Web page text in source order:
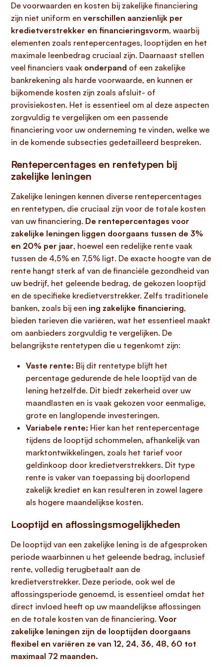
De voorwaarden en kosten bij zakelijke financiering
zijn niet uniform en verschillen aanzienlijk per
kredietverstrekker en financieringsvorm, waarbij
elementen zoals rentepercentages, looptijden en het
maximale leenbedrag cruciaal zijn. Daarnaast stellen
veel financiers vaak onderpand of een zakelijke
bankrekening als harde voorwaarde, en kunnen er
bijkomende kosten zijn zoals afsluit- of
provisiekosten. Het is essentieel om al deze aspecten
zorgvuldig te vergelijken om een passende
financiering voor uw onderneming te vinden, welke we
in de komende subsecties gedetailleerd bespreken.
Rentepercentages en rentetypen bij
zakelijke leningen
Zakelijke leningen kennen diverse rentepercentages
en rentetypen, die cruciaal zijn voor de totale kosten
van uw financiering. De rentepercentages voor
zakelijke leningen liggen doorgaans tussen de 3%
en 20% per jaar, hoewel een redelijke rente vaak
tussen de 4,5% en 7,5% ligt. De exacte hoogte van de
rente hangt sterk af van de financiële gezondheid van
uw bedrijf, het geleende bedrag, de gekozen looptijd
en de specifieke kredietverstrekker. Zelfs traditionele
banken, zoals bij een ing zakelijke financiering,
bieden tarieven die variëren, wat het essentieel maakt
om aanbieders zorgvuldig te vergelijken. De
belangrijkste rentetypen die u tegenkomt zijn:
Vaste rente: Bij dit rentetype blijft het
percentage gedurende de hele looptijd van de
lening hetzelfde. Dit biedt zekerheid over uw
maandlasten en is vaak gekozen voor eenmalige,
grote en langlopende investeringen.
Variabele rente: Hier kan het rentepercentage
tijdens de looptijd schommelen, afhankelijk van
marktontwikkelingen, zoals het tarief voor
geldinkoop door kredietverstrekkers. Dit type
rente is vaker van toepassing bij doorlopend
zakelijk krediet en kan resulteren in zowel lagere
als hogere maandelijkse kosten.
Looptijd en aflossingsmogelijkheden
De looptijd van een zakelijke lening is de afgesproken
periode waarbinnen u het geleende bedrag, inclusief
rente, volledig terugbetaalt aan de
kredietverstrekker. Deze periode, ook wel de
aflossingsperiode genoemd, is essentieel omdat het
direct invloed heeft op uw maandelijkse aflossingen
en de totale kosten van de financiering. Voor
zakelijke leningen zijn de looptijden doorgaans
flexibel en variëren ze van 12, 24, 36, 48, 60 tot
maximaal 72 maanden.